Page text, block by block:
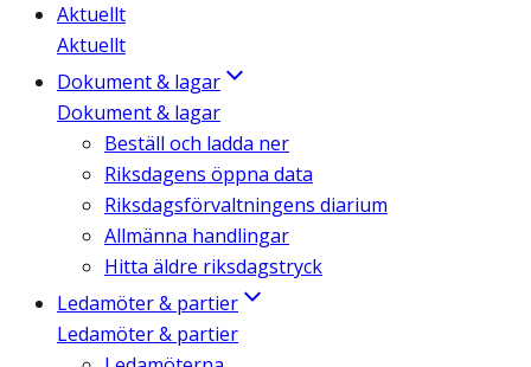
Aktuellt
Aktuellt
Dokument & lagar
Dokument & lagar
Beställ och ladda ner
Riksdagens öppna data
Riksdagsförvaltningens diarium
Allmänna handlingar
Hitta äldre riksdagstryck
Ledamöter & partier
Ledamöter & partier